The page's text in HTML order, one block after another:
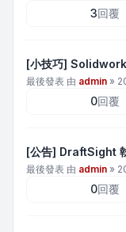
3回覆
[小技巧]
最後發表 由 admin »
0回覆
[公告] DraftSight
最後發表 由 admin »
0回覆